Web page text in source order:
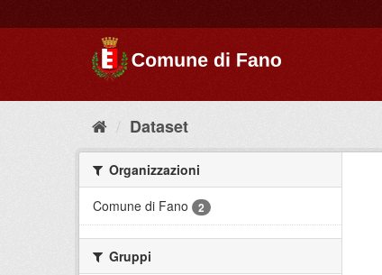
Dataset
Organizzazioni
Comune di Fano
2
Gruppi